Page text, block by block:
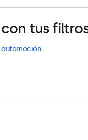
tus
automoción.